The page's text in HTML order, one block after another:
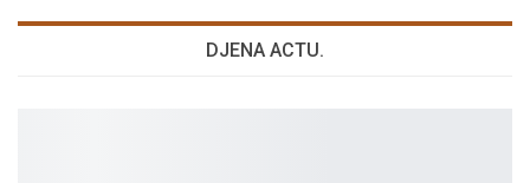
DJENA ACTU.